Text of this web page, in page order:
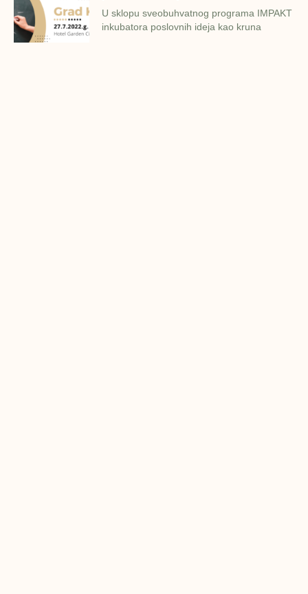
U sklopu sveobuhvatnog programa IMPAKT
inkubatora poslovnih ideja kao kruna